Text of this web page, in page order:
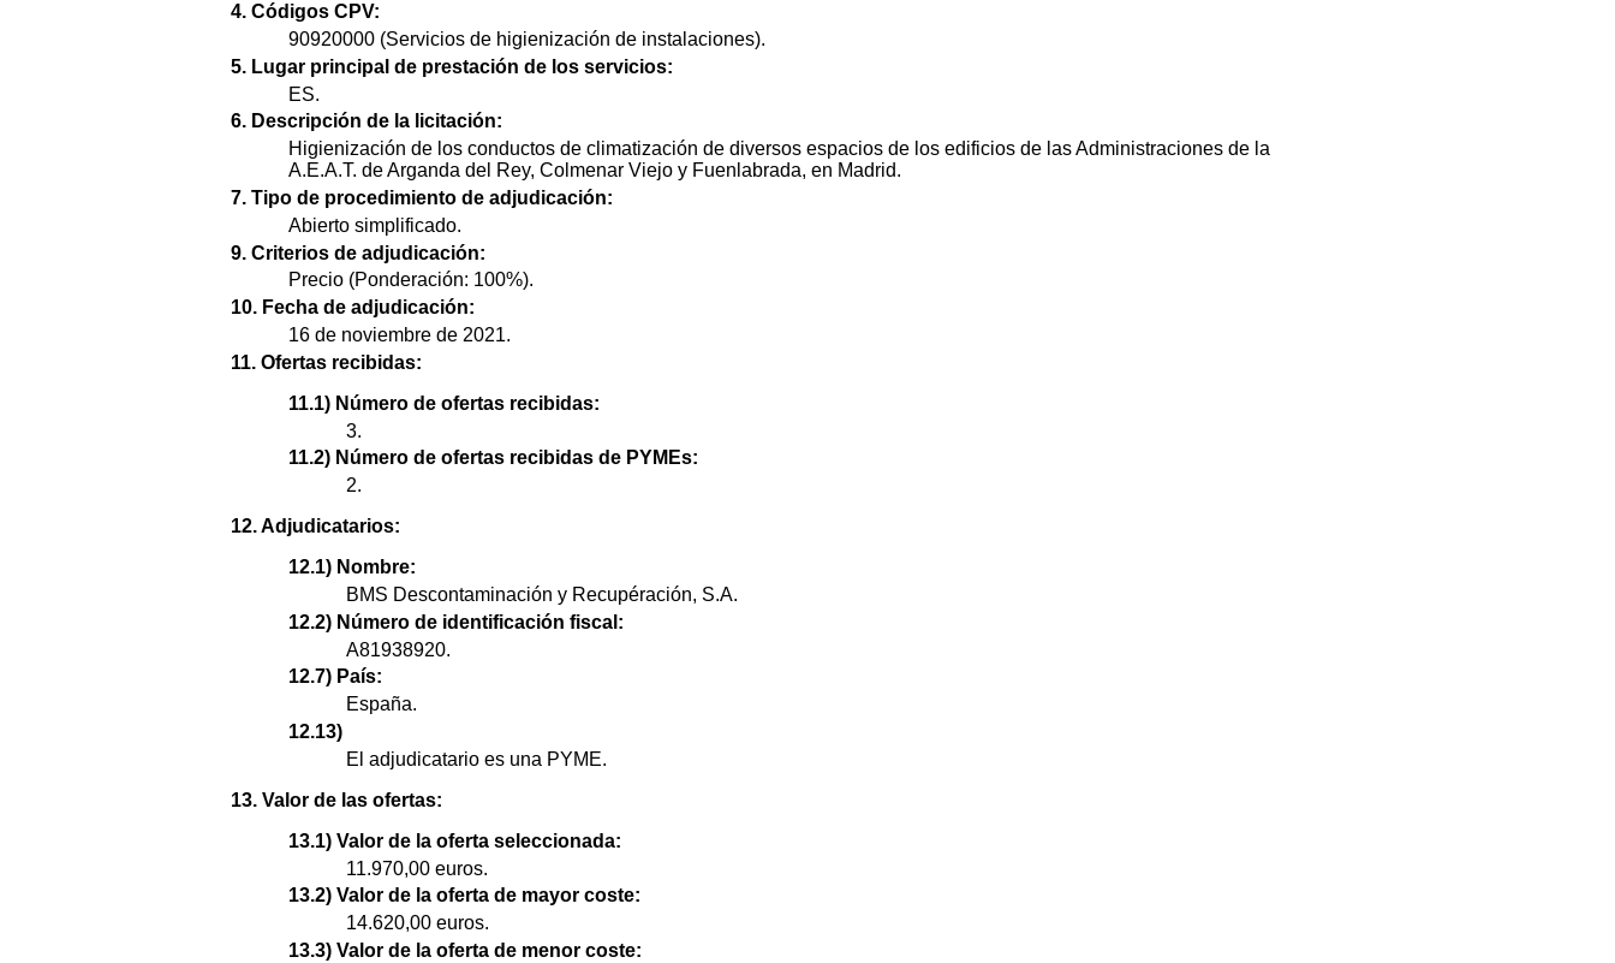
4. Códigos CPV:
90920000 (Servicios de higienización de instalaciones).
5. Lugar principal de prestación de los servicios:
ES.
6. Descripción de la licitación:
Higienización de los conductos de climatización de diversos espacios de los edificios de las Administraciones de la
A.E.A.T. de Arganda del Rey, Colmenar Viejo y Fuenlabrada, en Madrid.
7. Tipo de procedimiento de adjudicación:
Abierto simplificado.
9. Criterios de adjudicación:
Precio (Ponderación: 100%).
10. Fecha de adjudicación:
16 de noviembre de 2021.
11. Ofertas recibidas:
11.1) Número de ofertas recibidas:
3.
11.2) Número de ofertas recibidas de PYMEs:
2.
12. Adjudicatarios:
12.1) Nombre:
BMS Descontaminación y Recupéración, S.A.
12.2) Número de identificación fiscal:
A81938920.
12.7) País:
España.
12.13)
El adjudicatario es una PYME.
13. Valor de las ofertas:
13.1) Valor de la oferta seleccionada:
11.970,00 euros.
13.2) Valor de la oferta de mayor coste:
14.620,00 euros.
13.3) Valor de la oferta de menor coste: